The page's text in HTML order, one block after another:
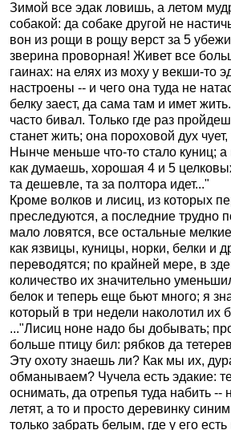
Зимой все эдак ловишь, а летом
собакой: да собаке другой не
вон из рощи в рощу верст за 5
зверина проворная! Живет все
гаинах: на елях из моху у векши-то
настроены -- и чего она туда не
белку заест, да сама там и имет
часто бивал. Только где раз
станет жить; она пороховой дух
Нынче меньше что-то стало куниц;
как думаешь, хорошая 4 и 5
та дешевле, та за полтора идет..."
Кроме волков и лисиц, из которых
преследуются, а последние трудно
мало ловятся, все остальные
как язвицы, куницы, норки, белки и
переводятся; по крайней мере, в
количество их значительно
белок и теперь еще бьют много; я
который в три недели наколотил их
..."Лисиц ноне надо бы добывать;
больше птицу бил: рябков да
Эту охоту знаешь ли? Как мы их,
обманываем? Чучела есть эдакие:
оснимать, да отрепья туда набить --
летят, а то и просто деревинку
только забрать белым, где у его